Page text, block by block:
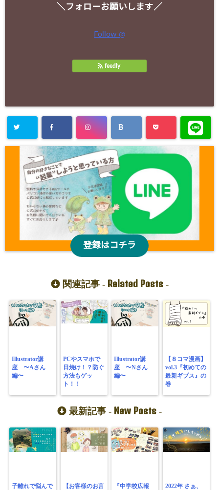
＼フォローお願いします／
Follow @
feedly
登録はコチラ
関連記事 - Related Posts-
Illustrator講
座 〜Aさん
編〜
PCやスマホで
日焼け！？防ぐ
方法もゲッ
ト！！
Illustrator講
座 〜Nさん
編〜
【８コマ漫画】
vol.3『初めての
最新ギブス』の
巻
最新記事 - New Posts -
子離れで悩んで
【お客様のお言
『中学校広報
2022年 さぁ、